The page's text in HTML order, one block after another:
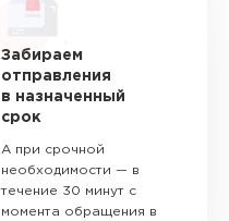
Забираем
отправления
в назначенный
срок
А при срочной
необходимости — в
течение 30 минут с
момента обращения в